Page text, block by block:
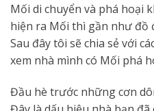
Mối di chuyển và phá hoại
hiện ra Mối thì gần như đồ
Sau đây tôi sẽ chia sẻ với
xem nhà mình có Mối phá
Đầu hè trước những cơn